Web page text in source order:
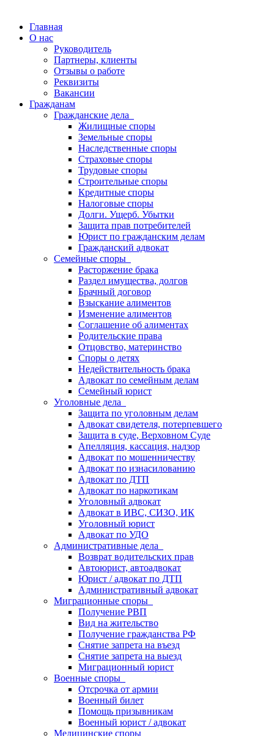
Главная
О нас
Руководитель
Партнеры, клиенты
Отзывы о работе
Реквизиты
Вакансии
Гражданам
Гражданские дела
Жилищные споры
Земельные споры
Наследственные споры
Страховые споры
Трудовые споры
Строительные споры
Кредитные споры
Налоговые споры
Долги. Ущерб. Убытки
Защита прав потребителей
Юрист по гражданским делам
Гражданский адвокат
Семейные споры
Расторжение брака
Раздел имущества, долгов
Брачный договор
Взыскание алиментов
Изменение алиментов
Соглашение об алиментах
Родительские права
Отцовство, материнство
Споры о детях
Недействительность брака
Адвокат по семейным делам
Семейный юрист
Уголовные дела
Защита по уголовным делам
Адвокат свидетеля, потерпевшего
Защита в суде, Верховном Суде
Апелляция, кассация, надзор
Адвокат по мошенничеству
Адвокат по изнасилованию
Адвокат по ДТП
Адвокат по наркотикам
Уголовный адвокат
Адвокат в ИВС, СИЗО, ИК
Уголовный юрист
Адвокат по УДО
Административные дела
Возврат водительских прав
Автоюрист, автоадвокат
Юрист / адвокат по ДТП
Административный адвокат
Миграционные споры
Получение РВП
Вид на жительство
Получение гражданства РФ
Снятие запрета на въезд
Снятие запрета на выезд
Миграционный юрист
Военные споры
Отсрочка от армии
Военный билет
Помощь призывникам
Военный юрист / адвокат
Медицинские споры